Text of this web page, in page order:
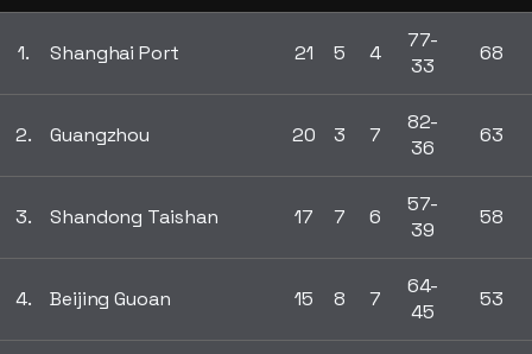
1. Shanghai Port 21 5 4
77-
33
68
2. Guangzhou 20 3 7
82-
36
63
3. Shandong Taishan 17 7 6
57-
39
58
4. Beijing Guoan 15 8 7
64-
45
53